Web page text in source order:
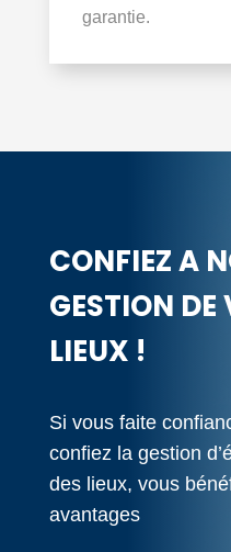
garantie.
CONFIEZ A
GESTION DE
LIEUX !
Si vous faite
confiez la gestion
des lieux, vous
avantages